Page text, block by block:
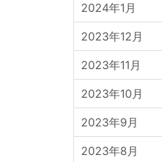
2024年1月
2023年12月
2023年11月
2023年10月
2023年9月
2023年8月